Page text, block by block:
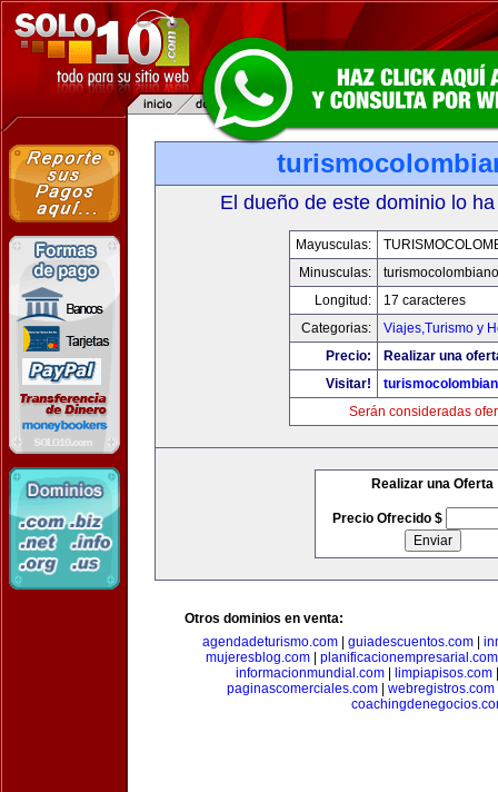
El dueño de este dominio lo
Mayusculas:
Minusculas:
Longitud:
17 caracteres
Categorias:
Viajes,Turismo y
Precio:
Realizar una
Visitar!
Serán consideradas
Realizar una Oferta
Precio Ofrecido $
Otros dominios en venta:
agendadeturismo.com
guiadescuentos.com
mujeresblog.com
planificacionempresarial.com
informacionmundial.com| limpiapisos.com
paginascomerciales.com| webregistros.com